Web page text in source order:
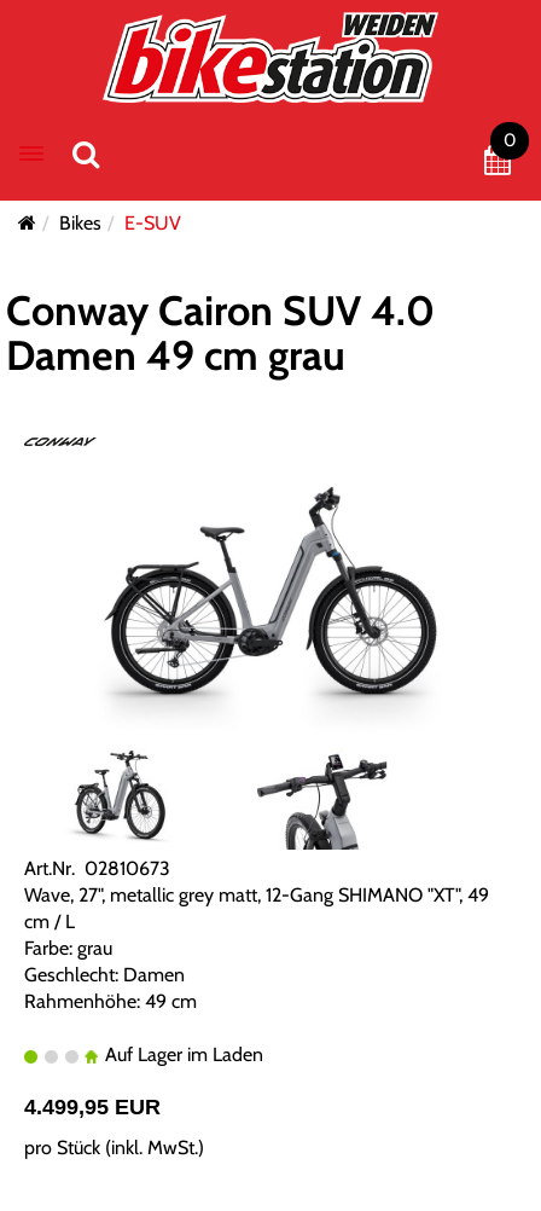
Toggle navigation
0
Bikes E-SUV
Conway Cairon SUV 4.0
Damen 49 cm grau
Art.Nr. 02810673
Wave, 27", metallic grey matt, 12-Gang SHIMANO "XT", 49
cm / L
Farbe: grau
Geschlecht: Damen
Rahmenhöhe: 49 cm
Auf Lager im Laden
4.499,95 EUR
pro Stück (inkl. MwSt.)